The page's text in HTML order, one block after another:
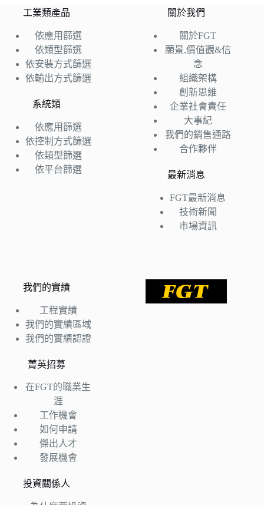
工業類產品
依應用篩選
依類型篩選
依安裝方式篩選
依輸出方式篩選
系統類
依應用篩選
依控制方式篩選
依類型篩選
依平台篩選
關於我們
關於FGT
願景,價值觀&信
念
組織架構
創新思維
企業社會責任
大事紀
我們的銷售通路
合作夥伴
最新消息
FGT最新消息
技術新聞
市場資訊
我們的實績
工程實績
我們的實績區域
我們的實績認證
菁英招募
在FGT的職業生
涯
工作機會
如何申請
傑出人才
發展機會
投資關係人